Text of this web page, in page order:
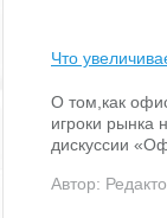
Что
О том,как
игроки рынка
дискуссии
Автор: